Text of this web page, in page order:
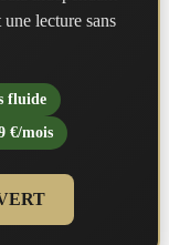
lecture sans
fluide
€/mois